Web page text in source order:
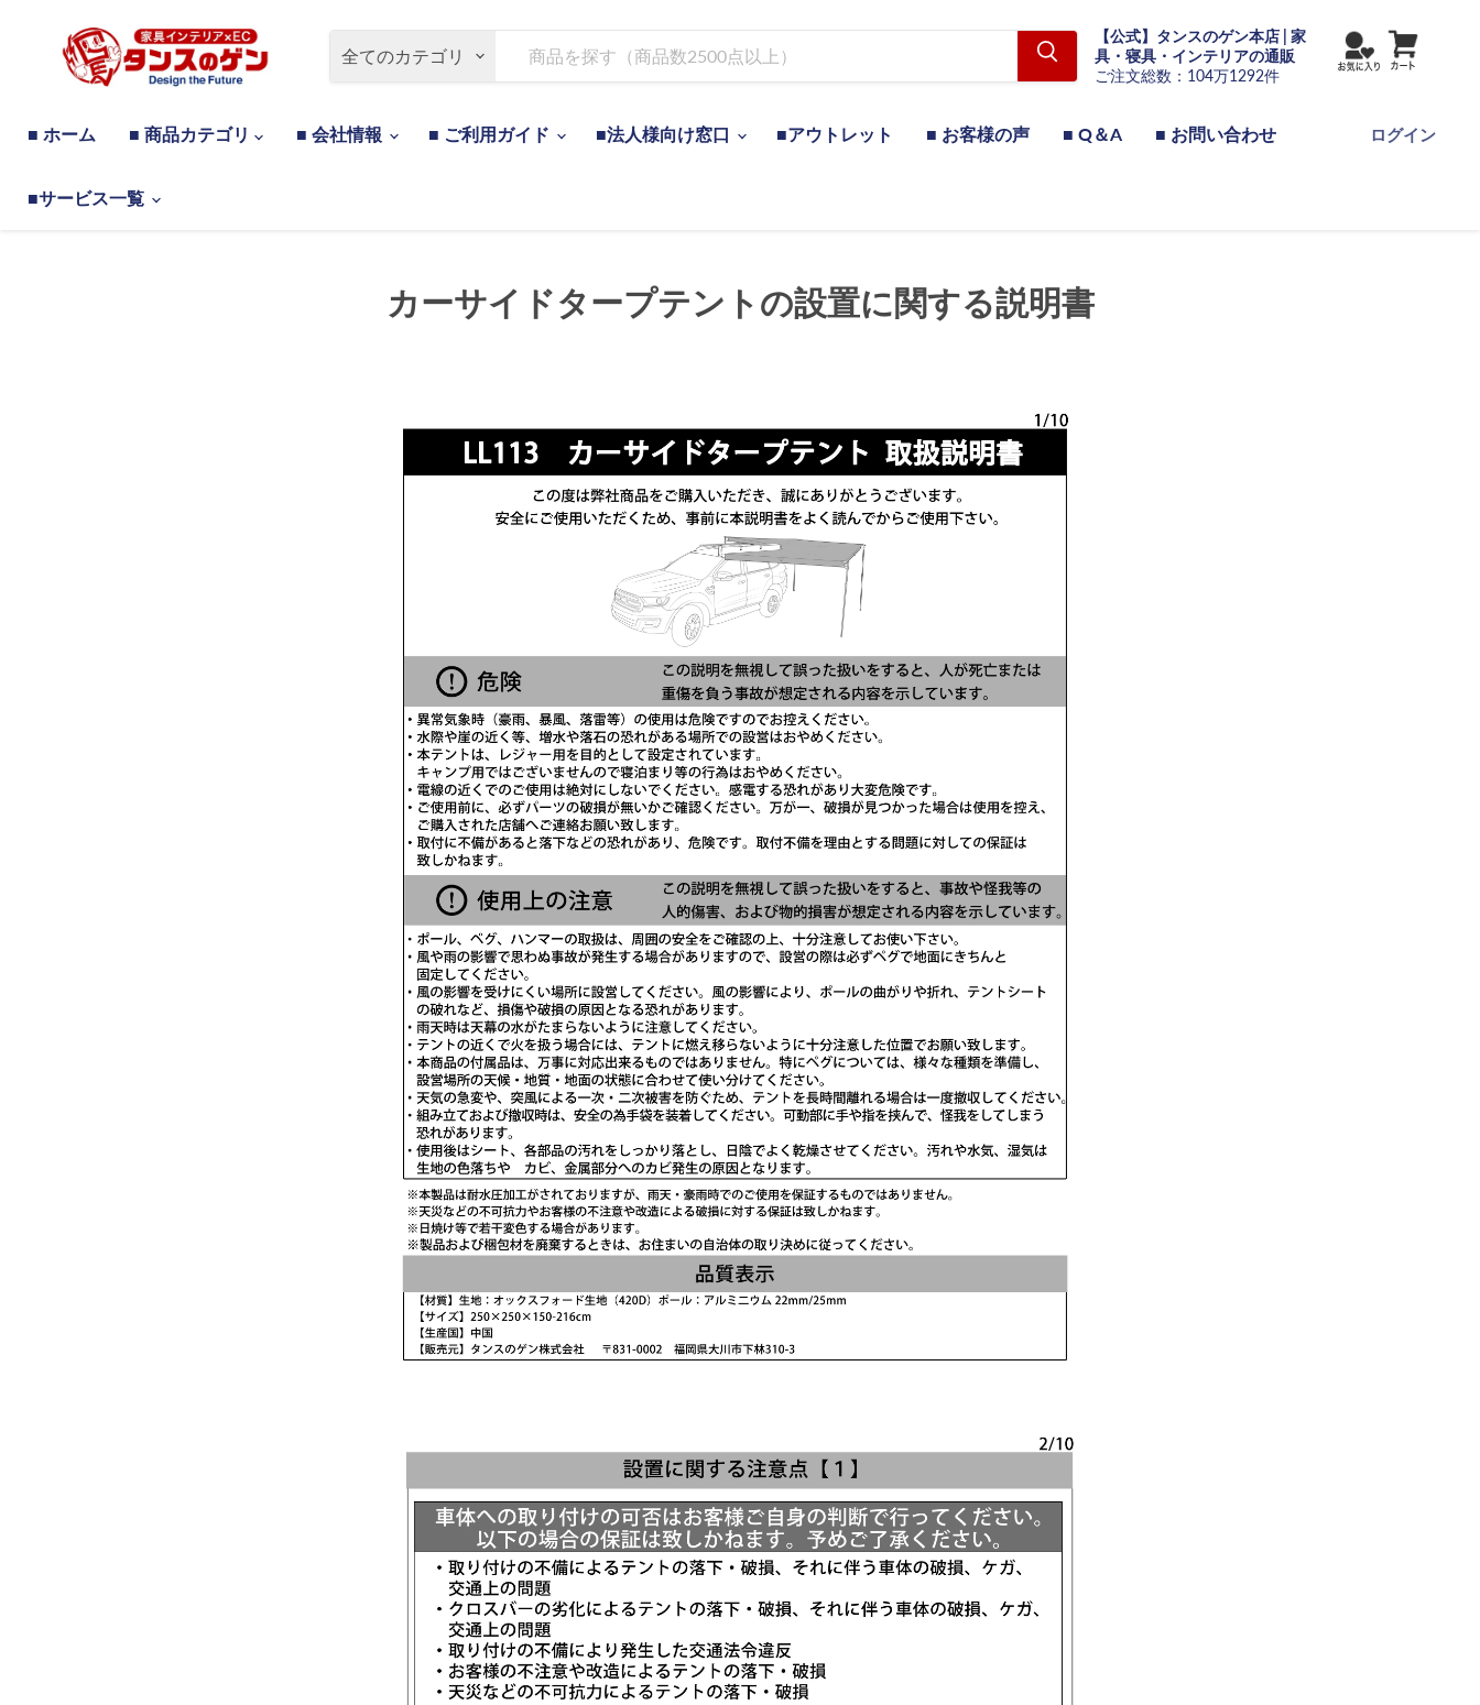
全てのカテゴリ
【公式】タンスのゲン本店 | 家
具・寝具・インテリアの通販
ご注文総数：104万1292件
■ ホーム ■ 商品カテゴリ ■ 会社情報 ■ ご利用ガイド ■法人様向け窓口 ■アウトレット ■ お客様の声 ■ Q＆A ■ お問い合わせ
■サービス一覧
ログイン
カーサイドタープテントの設置に関する説明書